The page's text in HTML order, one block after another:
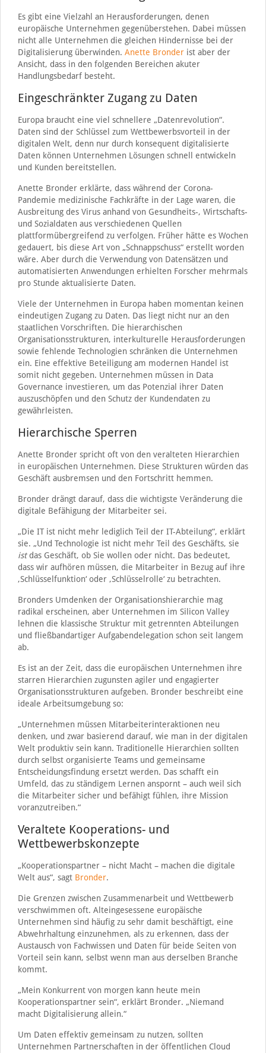
Es gibt eine Vielzahl an Herausforderungen, denen
europäische Unternehmen gegenüberstehen. Dabei müssen
nicht alle Unternehmen die gleichen Hindernisse bei der
Digitalisierung überwinden. Anette Bronderist aber der
Ansicht, dass in den folgenden Bereichen akuter
Handlungsbedarf besteht.
Eingeschränkter Zugang zu Daten
Europa braucht eine viel schnellere „Datenrevolution“.
Daten sind der Schlüssel zum Wettbewerbsvorteil in der
digitalen Welt, denn nur durch konsequent digitalisierte
Daten können Unternehmen Lösungen schnell entwickeln
und Kunden bereitstellen.
Anette Bronder erklärte, dass während der Corona-
Pandemie medizinische Fachkräfte in der Lage waren, die
Ausbreitung des Virus anhand von Gesundheits-, Wirtschafts-
und Sozialdaten aus verschiedenen Quellen
plattformübergreifend zu verfolgen. Früher hätte es Wochen
gedauert, bis diese Art von „Schnappschuss“ erstellt worden
wäre. Aber durch die Verwendung von Datensätzen und
automatisierten Anwendungen erhielten Forscher mehrmals
pro Stunde aktualisierte Daten.
Viele der Unternehmen in Europa haben momentan keinen
eindeutigen Zugang zu Daten. Das liegt nicht nur an den
staatlichen Vorschriften. Die hierarchischen
Organisationsstrukturen, interkulturelle Herausforderungen
sowie fehlende Technologien schränken die Unternehmen
ein. Eine effektive Beteiligung am modernen Handel ist
somit nicht gegeben. Unternehmen müssen in Data
Governance investieren, um das Potenzial ihrer Daten
auszuschöpfen und den Schutz der Kundendaten zu
gewährleisten.
Hierarchische Sperren
Anette Bronder spricht oft von den veralteten Hierarchien
in europäischen Unternehmen. Diese Strukturen würden das
Geschäft ausbremsen und den Fortschritt hemmen.
Bronder drängt darauf, dass die wichtigste Veränderung die
digitale Befähigung der Mitarbeiter sei.
„Die IT ist nicht mehr lediglich Teil der IT-Abteilung“, erklärt
sie. „Und Technologie ist nicht mehr Teil des Geschäfts, sie
istdas Geschäft, ob Sie wollen oder nicht. Das bedeutet,
dass wir aufhören müssen, die Mitarbeiter in Bezug auf ihre
‚Schlüsselfunktion‘ oder ‚Schlüsselrolle‘ zu betrachten.
Bronders Umdenken der Organisationshierarchie mag
radikal erscheinen, aber Unternehmen im Silicon Valley
lehnen die klassische Struktur mit getrennten Abteilungen
und fließbandartiger Aufgabendelegation schon seit langem
ab.
Es ist an der Zeit, dass die europäischen Unternehmen ihre
starren Hierarchien zugunsten agiler und engagierter
Organisationsstrukturen aufgeben. Bronder beschreibt eine
ideale Arbeitsumgebung so:
„Unternehmen müssen Mitarbeiterinteraktionen neu
denken, und zwar basierend darauf, wie man in der digitalen
Welt produktiv sein kann. Traditionelle Hierarchien sollten
durch selbst organisierte Teams und gemeinsame
Entscheidungsfindung ersetzt werden. Das schafft ein
Umfeld, das zu ständigem Lernen anspornt – auch weil sich
die Mitarbeiter sicher und befähigt fühlen, ihre Mission
voranzutreiben.“
Veraltete Kooperations- und
Wettbewerbskonzepte
„Kooperationspartner – nicht Macht – machen die digitale
Welt aus“, sagt Bronder.
Die Grenzen zwischen Zusammenarbeit und Wettbewerb
verschwimmen oft. Alteingesessene europäische
Unternehmen sind häufig zu sehr damit beschäftigt, eine
Abwehrhaltung einzunehmen, als zu erkennen, dass der
Austausch von Fachwissen und Daten für beide Seiten von
Vorteil sein kann, selbst wenn man aus derselben Branche
kommt.
„Mein Konkurrent von morgen kann heute mein
Kooperationspartner sein“, erklärt Bronder. „Niemand
macht Digitalisierung allein.“
Um Daten effektiv gemeinsam zu nutzen, sollten
Unternehmen Partnerschaften in der öffentlichen Cloud